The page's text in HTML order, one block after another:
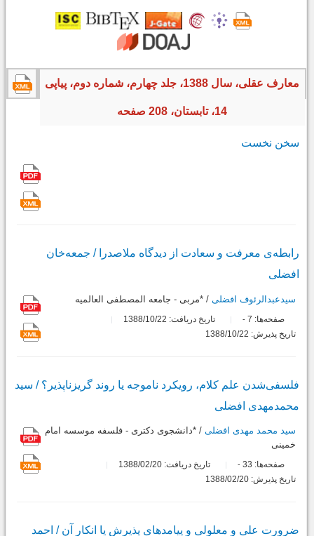
معارف عقلی، سال 1388، جلد چهارم، شماره دوم، پیاپی
14، تابستان، 208 صفحه
سخن نخست
رابطه‌ی معرفت و سعادت از دیدگاه ملاصدرا / جمعه‌خان
افضلی
سیدعبدالرئوف افضلی / *مربی - جامعه المصطفی العالمیه
صفحه‌ها: 7
-
تاریخ دریافت: 1388/10/22
تاریخ پذیرش: 1388/10/22
فلسفی‌شدن علم کلام، رویکرد ناموجه یا روند گریزناپذیر؟ / سید
محمدمهدی افضلی
سید محمد مهدی افضلی / *دانشجوی دکتری - فلسفه موسسه امام
خمینی
صفحه‌ها: 33
-
تاریخ دریافت: 1388/02/20
تاریخ پذیرش: 1388/02/20
ضرورت علی و معلولی و پیامدهای پذیرش یا انکار آن / احمد